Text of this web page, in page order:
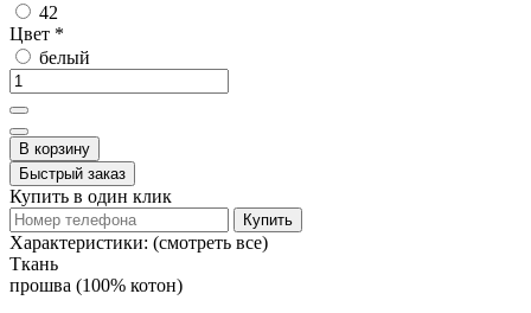
42
Цвет *
белый
В корзину
Быстрый заказ
Купить в один клик
Купить
Характеристики: (смотреть все)
Ткань
прошва (100% котон)